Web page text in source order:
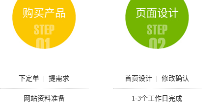
购买产品
下定单 | 提需求
网站资料准备
页面设计
首页设计 | 修改确认
1-3个工作日完成